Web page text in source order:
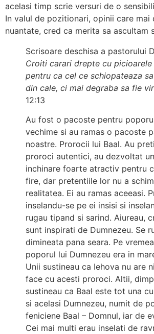
acelasi timp scrie versuri de o
In valul de pozitionari, opinii care mai
nuantate, cred ca merita sa ascultam
Scrisoare deschisa a pastorului
Croiti carari drepte cu picioarele
pentru ca cel ce schiopateaza
din cale, ci mai degraba sa fie
12:13
Au fost o pacoste pentru
vechime si au ramas o pacoste
noastre. Prorocii lui Baal. Au
proroci autentici, au dezvoltat
inchinare foarte atractiv pentru
fire, dar pretentiile lor nu a
realitatea. Ei au ramas aceeasi.
inselandu-se pe ei insisi si
rugau tipand si sarind. Aiureau,
sunt inspirati de Dumnezeu. Se
dimineata pana seara. Pe
poporul lui Dumnezeu era in
Unii sustineau ca Iehova nu are
face cu acesti proroci. Altii,
sustineau ca Baal este tot una
si acelasi Dumnezeu, numit de
feniciene Baal – Domnul, iar de
Cei mai multi erau inselati de